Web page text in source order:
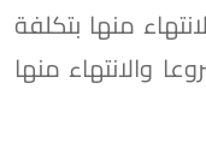
تم الانتهاء منها بتكلفة
وجار تنفيذ 31 مشروعا والانتهاء منها